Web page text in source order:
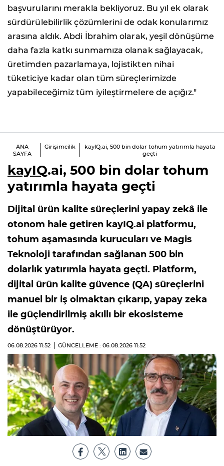
başvurularını merakla bekliyoruz. Bu yıl ek olarak
sürdürülebilirlik çözümlerini de odak konularımız
arasına aldık. Abdi İbrahim olarak, yeşil dönüşüme
daha fazla katkı sunmamıza olanak sağlayacak,
üretimden pazarlamaya, lojistikten nihai
tüketiciye kadar olan tüm süreçlerimizde
yapabileceğimiz tüm iyileştirmelere de açığız."
ANA
SAYFA
Girişimcilik
kayIQ.ai, 500 bin dolar tohum yatırımla hayata
geçti
kayIQ.ai, 500 bin dolar tohum
yatırımla hayata geçti
Dijital ürün kalite süreçlerini yapay zekâ ile
otonom hale getiren kayIQ.ai platformu,
tohum aşamasında kurucuları ve Magis
Teknoloji tarafından sağlanan 500 bin
dolarlık yatırımla hayata geçti. Platform,
dijital ürün kalite güvence (QA) süreçlerini
manuel bir iş olmaktan çıkarıp, yapay zeka
ile güçlendirilmiş akıllı bir ekosisteme
dönüştürüyor.
06.08.2026 11:52 GÜNCELLEME : 06.08.2026 11:52